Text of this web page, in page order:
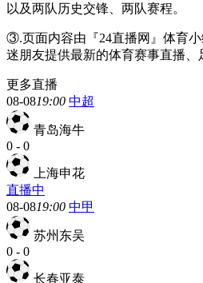
以及两队历史交锋、两队赛程。
③.页面内容由『24直播网』体育
迷朋友提供最新的体育赛事直播、
更多直播
08-0819:00 中超
青岛海牛
0 - 0
上海申花
直播中
08-0819:00 中甲
苏州东吴
0 - 0
长春亚泰